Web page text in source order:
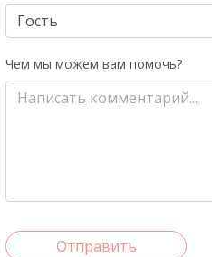
Чем мы можем вам помочь?
Отправить